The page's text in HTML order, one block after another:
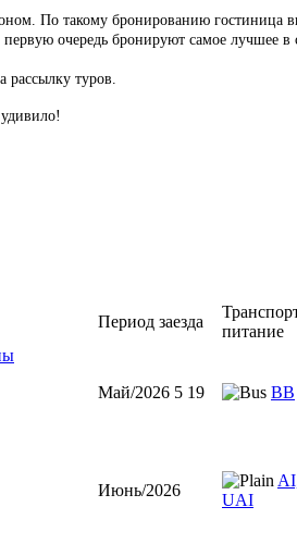
По такому бронированию гостиница
очередь бронируют самое лучшее
рассылку туров.
Период заезда
питание
Май/2026 5 19 BB
Июнь/2026
UAI